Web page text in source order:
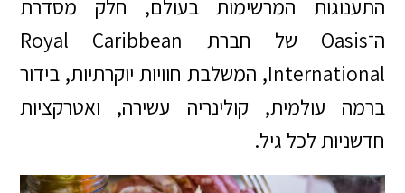
התענוגות המרשימות בעולם, חלק מסדרת
ה־Oasis של חברת Royal Caribbean
International, המשלבת חוויות יוקרתיות, בידור
ברמה עולמית, קולינריה עשירה, ואטרקציות
חדשניות לכל גיל.